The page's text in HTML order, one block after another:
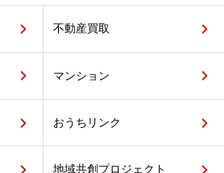
不動産買取
マンション
おうちリンク
地域共創プロジェクト